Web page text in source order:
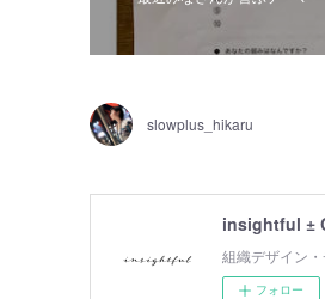
slowplus_hikaru
insightful ±
組織デザイン
フォロー